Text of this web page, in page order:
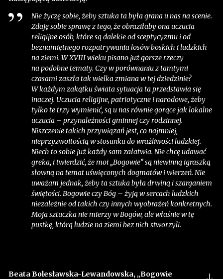
Nie życzę sobie, żeby sztuka ta była grana u nas na scenie.
Zdaję sobie sprawę z tego, że obraziłaby ona uczucia
religijne osób, które są dalekie od sceptycyzmu i od
beznamiętnego rozpatrywania losów boskich i ludzkich
na ziemi. W XVIII wieku pisano już gorsze rzeczy
na podobne tematy. Czy w porównaniu z tamtymi
czasami zaszła tak wielka zmiana w tej dziedzinie?
W każdym zakątku świata sytuacja ta przedstawia się
inaczej. Uczucia religijne, patriotyczne i narodowe, żeby
tylko te trzy wymienić, są u nas równie gorące jak lokalne
uczucia – przynależności gminnej czy rodzinnej.
Niszczenie takich przywiązań jest, co najmniej,
nieprzyzwoitością w stosunku do wrażliwości ludzkiej.
Niech to sobie już każdy sam załatwia. Nie chcę udawać
greka, i twierdzić, że moi „Bogowie” są niewinną igraszką
słowną na temat uświęconych dogmatów i wierzeń. Nie
uważam jednak, żeby ta sztuka była drwiną i szarganiem
świętości. Bogowie czy Bóg – żyją w sercach ludzkich
niezależnie od takich czy innych wyobrażeń konkretnych.
Moja sztuczka nie mierzy w Bogów, ale właśnie w tę
pustkę, którą ludzie na ziemi bez nich stworzyli.
Beata Bolesławska-Lewandowska, „Bogowie